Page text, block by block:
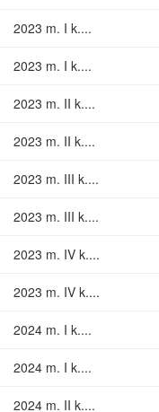
2023 m. I k....
2023 m. I k....
2023 m. II k....
2023 m. II k....
2023 m. III k....
2023 m. III k....
2023 m. IV k....
2023 m. IV k....
2024 m. I k....
2024 m. I k....
2024 m. II k....